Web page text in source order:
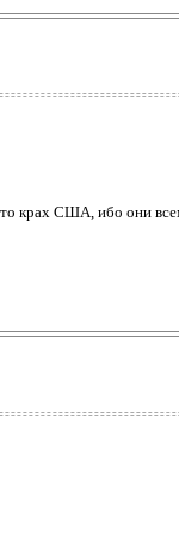
крах США, ибо они